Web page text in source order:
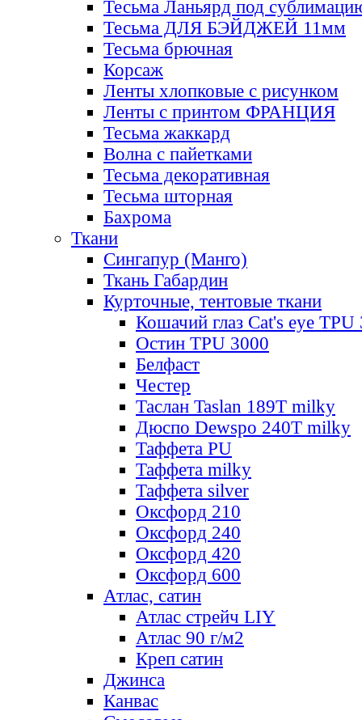
Тесьма Ланьярд под
Тесьма ДЛЯ БЭЙДЖЕЙ 11мм
Тесьма брючная
Корсаж
Ленты хлопковые с рисунком
Ленты с принтом ФРАНЦИЯ
Тесьма жаккард
Волна с пайетками
Тесьма декоративная
Тесьма шторная
Бахрома
Ткани
Сингапур (Манго)
Ткань Габардин
Курточные, тентовые ткани
Кошачий глаз Cat's eye TPU
Остин TPU 3000
Белфаст
Честер
Таслан Taslan 189T milky
Дюспо Dewspo 240T milky
Таффета PU
Таффета milky
Таффета silver
Оксфорд 210
Оксфорд 240
Оксфорд 420
Оксфорд 600
Атлас, сатин
Атлас стрейч LIY
Атлас 90 г/м2
Креп сатин
Джинса
Канвас